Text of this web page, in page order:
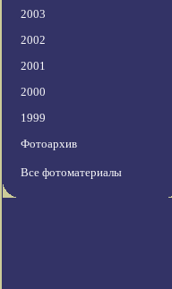
2003
2002
2001
2000
1999
Фотоархив
Все фотоматериалы